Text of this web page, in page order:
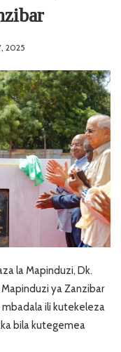
2025
la Mapinduzi, Dk.
ya Zanzibar
ili kutekeleza
bila kutegemea